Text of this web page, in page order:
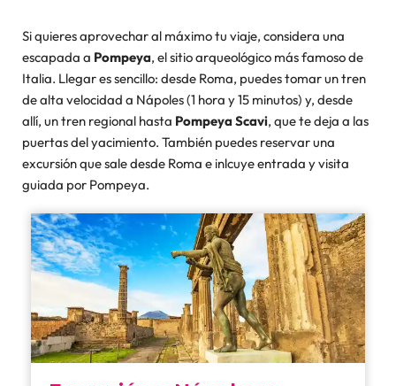
Si quieres aprovechar al máximo tu viaje, considera una
escapada a Pompeya, el sitio arqueológico más famoso de
Italia. Llegar es sencillo: desde Roma, puedes tomar un tren
de alta velocidad a Nápoles (1 hora y 15 minutos) y, desde
allí, un tren regional hasta Pompeya Scavi, que te deja a las
puertas del yacimiento. También puedes reservar una
excursión que sale desde Roma e inlcuye entrada y visita
guiada por Pompeya.